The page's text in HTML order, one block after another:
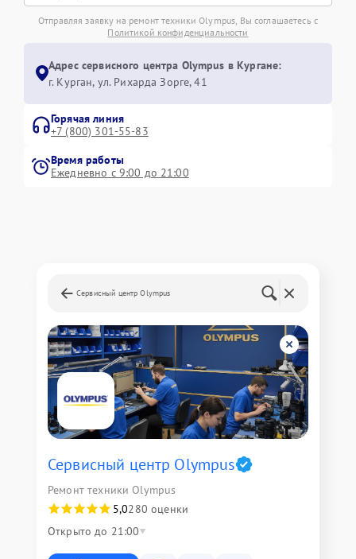
Отправляя заявку на ремонт техники Olympus, Вы соглашаетесь с
Политикой конфиденциальности
Адрес сервисного центра Olympus в Кургане:
г. Курган, ул. Рихарда Зорге, 41
Горячая линия
+7 (800) 301-55-83
Время работы
Ежедневно с 9:00 до 21:00
Сервисный центр Olympus
Сервисный центр Olympus
Ремонт техники Olympus
5,0280 оценки
Открыто до 21:00